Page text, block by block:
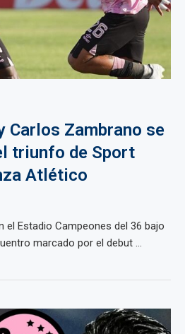
Carlos Zambrano se
triunfo de Sport
Atlético
el Estadio Campeones del 36 bajo
marcado por el debut ...